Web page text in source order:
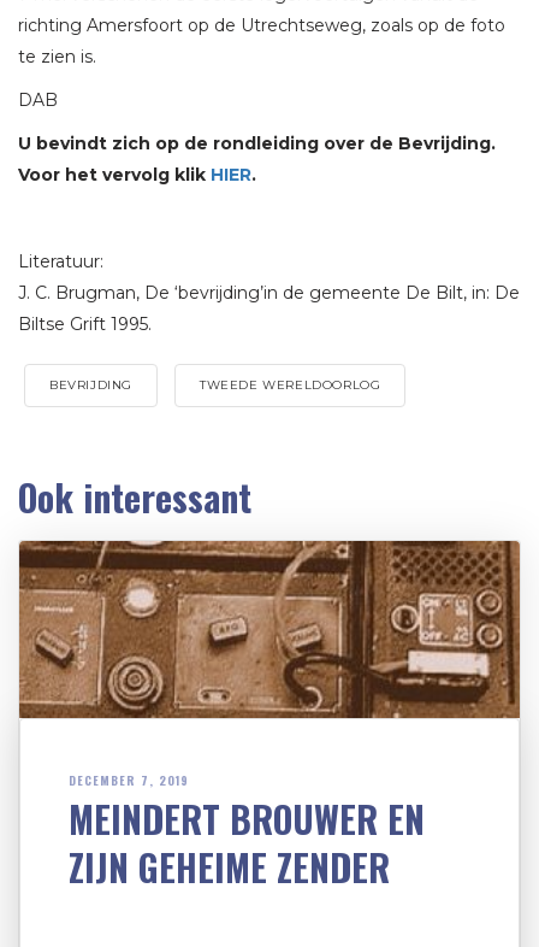
richting Amersfoort op de Utrechtseweg, zoals op de foto
te zien is.
DAB
U bevindt zich op de rondleiding over de Bevrijding.
Voor het vervolg klik HIER.
Literatuur:
J. C. Brugman, De ‘bevrijding’in de gemeente De Bilt, in: De
Biltse Grift 1995.
BEVRIJDING TWEEDE WERELDOORLOG
Ook interessant
DECEMBER 7, 2019
MEINDERT BROUWER EN
ZIJN GEHEIME ZENDER